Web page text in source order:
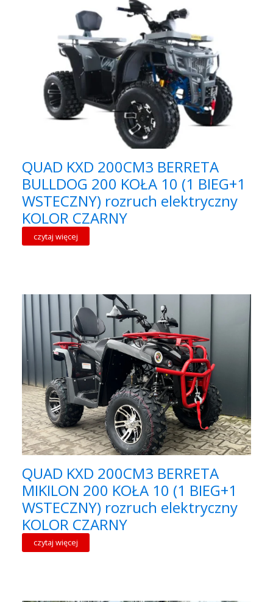
QUAD KXD 200CM3 BERRETA
BULLDOG 200 KOŁA 10 (1 BIEG+1
WSTECZNY) rozruch elektryczny
KOLOR CZARNY
czytaj więcej
QUAD KXD 200CM3 BERRETA
MIKILON 200 KOŁA 10 (1 BIEG+1
WSTECZNY) rozruch elektryczny
KOLOR CZARNY
czytaj więcej